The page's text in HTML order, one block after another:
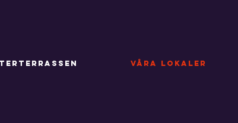
VÅRA LOKALER